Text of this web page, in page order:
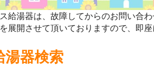
給湯器は、故障してからのお問い合
展開させて頂いておりますので、即
湯器検索